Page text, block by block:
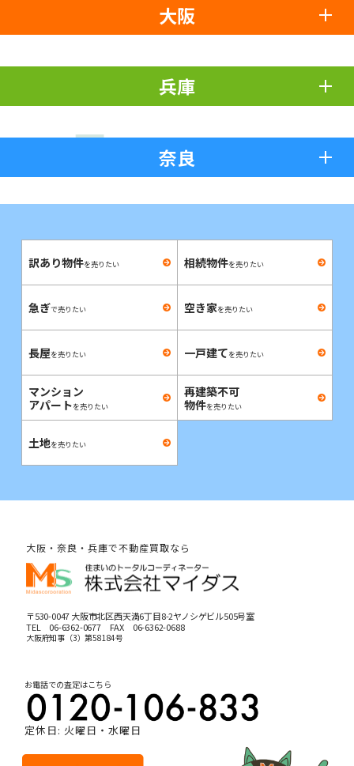
大阪
兵庫
奈良
訳あり物件を売りたい 相続物件を売りたい
急ぎで売りたい 空き家を売りたい
長屋を売りたい 一戸建てを売りたい
マンション
アパートを売りたい
再建築不可
物件を売りたい
土地を売りたい
大阪・奈良・兵庫で不動産買取なら
〒530-0047 大阪市北区西天満6丁目8-2ヤノシゲビル505号室
TEL 06-6362-0677FAX 06-6362-0688
大阪府知事（3）第58184号
お電話での査定はこちら
定休日: 火曜日・水曜日